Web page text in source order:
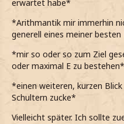
erwartet habe*
*Arithmantik mir immerhin
generell eines meiner
*mir so oder so zum Ziel
oder maximal E zu bestehen*
*einen weiteren, kurzen
Schultern zucke*
Vielleicht später. Ich sollte